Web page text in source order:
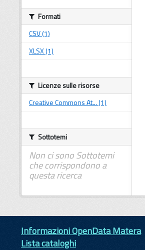
Formati
CSV (1)
XLSX (1)
Licenze sulle risorse
Creative Commons At... (1)
Sottotemi
Non ci sono Sottotemi
che corrispondono a
questa ricerca
Informazioni OpenData Matera
Lista cataloghi